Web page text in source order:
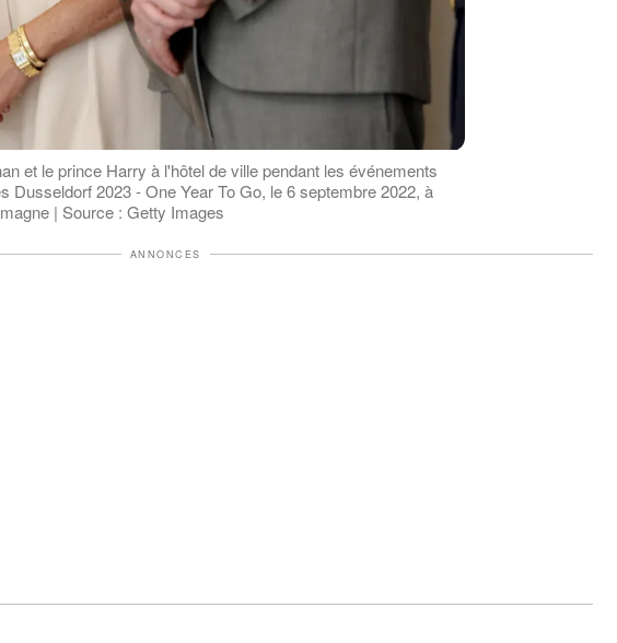
et le prince Harry à l'hôtel de ville pendant les événements
Dusseldorf 2023 - One Year To Go, le 6 septembre 2022, à
| Source : Getty Images
ANNONCES